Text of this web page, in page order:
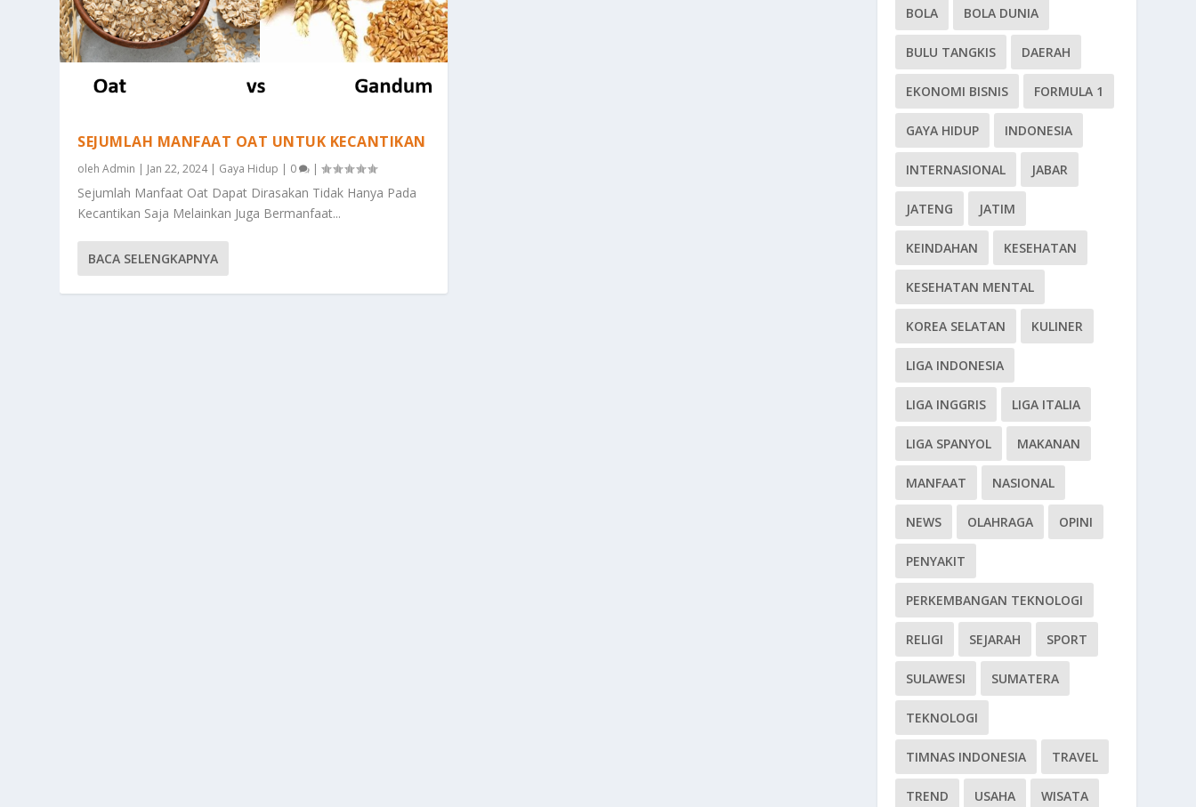
SEJUMLAH MANFAAT OAT UNTUK KECANTIKAN
olehAdmin | Jan 22, 2024| Gaya Hidup | 0 |
Sejumlah Manfaat Oat Dapat Dirasakan Tidak Hanya Pada
Kecantikan Saja Melainkan Juga Bermanfaat...
BACA SELENGKAPNYA
BOLA BOLA DUNIA
BULU TANGKIS DAERAH
EKONOMI BISNIS FORMULA 1
GAYA HIDUP INDONESIA
INTERNASIONAL JABAR
JATENG JATIM
KEINDAHAN KESEHATAN
KESEHATAN MENTAL
KOREA SELATAN KULINER
LIGA INDONESIA
LIGA INGGRIS LIGA ITALIA
LIGA SPANYOL MAKANAN
MANFAAT NASIONAL
NEWS OLAHRAGA OPINI
PENYAKIT
PERKEMBANGAN TEKNOLOGI
RELIGI SEJARAH SPORT
SULAWESI SUMATERA
TEKNOLOGI
TIMNAS INDONESIA TRAVEL
TREND USAHA WISATA